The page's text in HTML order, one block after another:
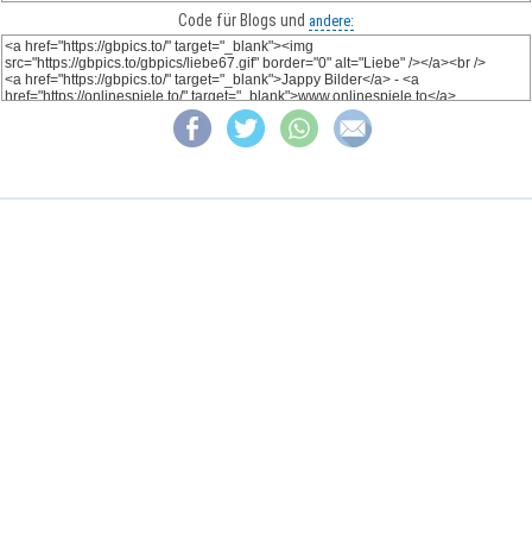
Code für Blogs und andere: